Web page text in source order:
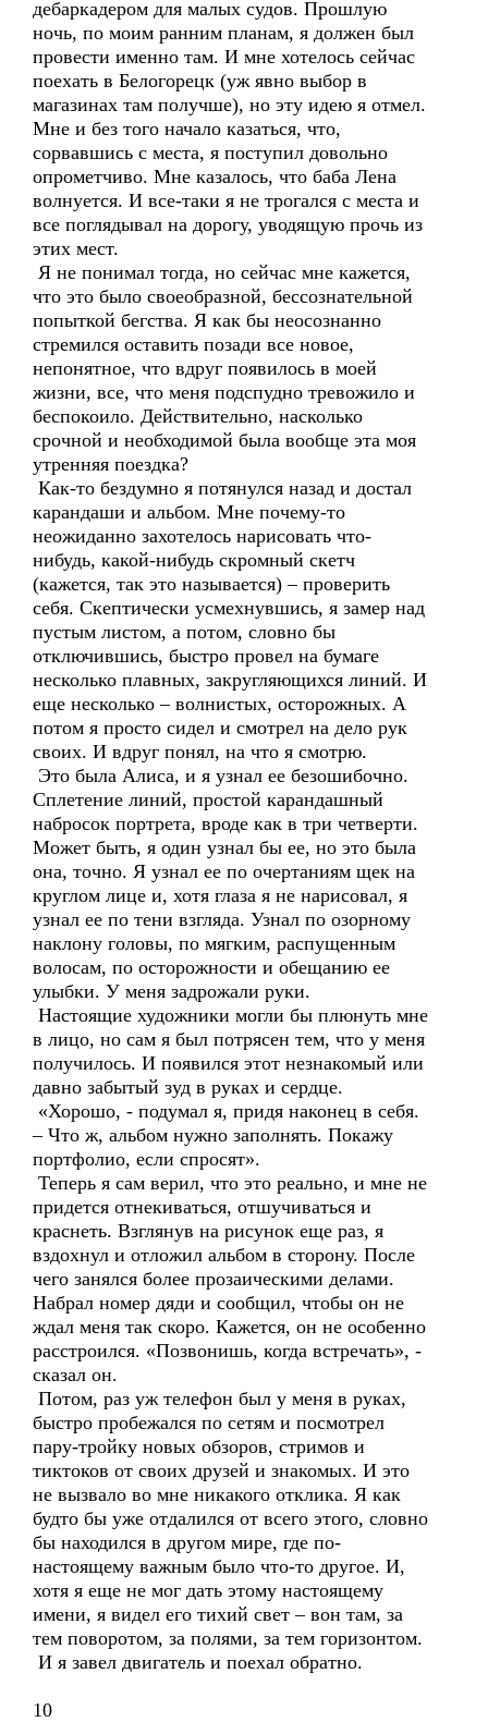
дебаркадером для малых судов. Прошлую
ночь, по моим ранним планам, я должен был
провести именно там. И мне хотелось сейчас
поехать в Белогорецк (уж явно выбор в
магазинах там получше), но эту идею я отмел.
Мне и без того начало казаться, что,
сорвавшись с места, я поступил довольно
опрометчиво. Мне казалось, что баба Лена
волнуется. И все-таки я не трогался с места и
все поглядывал на дорогу, уводящую прочь из
этих мест.
Я не понимал тогда, но сейчас мне кажется,
что это было своеобразной, бессознательной
попыткой бегства. Я как бы неосознанно
стремился оставить позади все новое,
непонятное, что вдруг появилось в моей
жизни, все, что меня подспудно тревожило и
беспокоило. Действительно, насколько
срочной и необходимой была вообще эта моя
утренняя поездка?
Как-то бездумно я потянулся назад и достал
карандаши и альбом. Мне почему-то
неожиданно захотелось нарисовать что-
нибудь, какой-нибудь скромный скетч
(кажется, так это называется) – проверить
себя. Скептически усмехнувшись, я замер над
пустым листом, а потом, словно бы
отключившись, быстро провел на бумаге
несколько плавных, закругляющихся линий. И
еще несколько – волнистых, осторожных. А
потом я просто сидел и смотрел на дело рук
своих. И вдруг понял, на что я смотрю.
Это была Алиса, и я узнал ее безошибочно.
Сплетение линий, простой карандашный
набросок портрета, вроде как в три четверти.
Может быть, я один узнал бы ее, но это была
она, точно. Я узнал ее по очертаниям щек на
круглом лице и, хотя глаза я не нарисовал, я
узнал ее по тени взгляда. Узнал по озорному
наклону головы, по мягким, распущенным
волосам, по осторожности и обещанию ее
улыбки. У меня задрожали руки.
Настоящие художники могли бы плюнуть мне
в лицо, но сам я был потрясен тем, что у меня
получилось. И появился этот незнакомый или
давно забытый зуд в руках и сердце.
«Хорошо, - подумал я, придя наконец в себя.
– Что ж, альбом нужно заполнять. Покажу
портфолио, если спросят».
Теперь я сам верил, что это реально, и мне не
придется отнекиваться, отшучиваться и
краснеть. Взглянув на рисунок еще раз, я
вздохнул и отложил альбом в сторону. После
чего занялся более прозаическими делами.
Набрал номер дяди и сообщил, чтобы он не
ждал меня так скоро. Кажется, он не особенно
расстроился. «Позвонишь, когда встречать», -
сказал он.
Потом, раз уж телефон был у меня в руках,
быстро пробежался по сетям и посмотрел
пару-тройку новых обзоров, стримов и
тиктоков от своих друзей и знакомых. И это
не вызвало во мне никакого отклика. Я как
будто бы уже отдалился от всего этого, словно
бы находился в другом мире, где по-
настоящему важным было что-то другое. И,
хотя я еще не мог дать этому настоящему
имени, я видел его тихий свет – вон там, за
тем поворотом, за полями, за тем горизонтом.
И я завел двигатель и поехал обратно.
10